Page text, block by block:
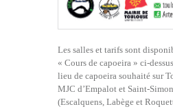
Les salles et tarifs sont
« Cours de capoeira » ci-
lieu de capoeira souhaité sur
MJC d’Empalot et Saint-
(Escalquens, Labège et